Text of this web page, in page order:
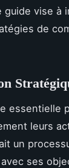
vise à
de
essentielle
leurs
un
ses